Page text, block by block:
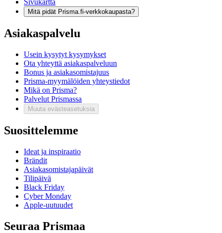
Sivukartta
Mitä pidät Prisma.fi-verkkokaupasta?
Asiakaspalvelu
Usein kysytyt kysymykset
Ota yhteyttä asiakaspalveluun
Bonus ja asiakasomistajuus
Prisma-myymälöiden yhteystiedot
Mikä on Prisma?
Palvelut Prismassa
Muuta evästeasetuksia
Suosittelemme
Ideat ja inspiraatio
Brändit
Asiakasomistajapäivät
Tilipäivä
Black Friday
Cyber Monday
Apple-uutuudet
Seuraa Prismaa